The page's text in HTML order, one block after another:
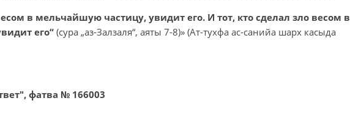
в мельчайшую частицу, увидит его. И тот, кто сделал зло весом в
его“(сура „аз-Залзаля“, аяты 7-8)» (Ат-тухфа ас-санийа шарх касыда
фатва № 166003